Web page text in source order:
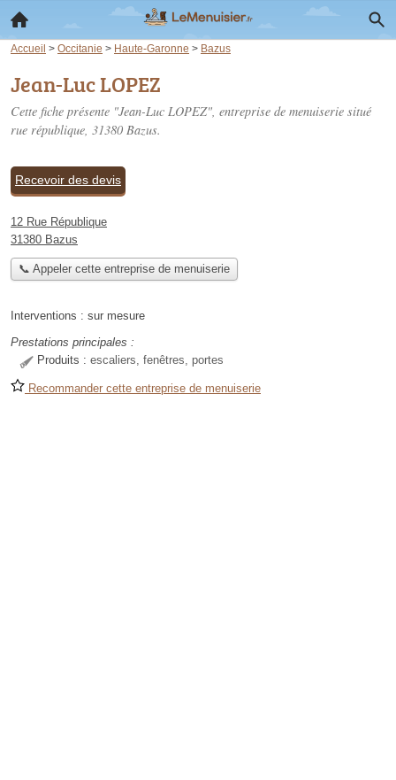
Accueil > Occitanie > Haute-Garonne > Bazus
Jean-Luc LOPEZ
Cette fiche présente "Jean-Luc LOPEZ", entreprise de menuiserie situé
rue république, 31380 Bazus.
Recevoir des devis
12 Rue République
31380 Bazus
📞 Appeler cette entreprise de menuiserie
Interventions : sur mesure
Prestations principales :
Produits : escaliers, fenêtres, portes
Recommander cette entreprise de menuiserie